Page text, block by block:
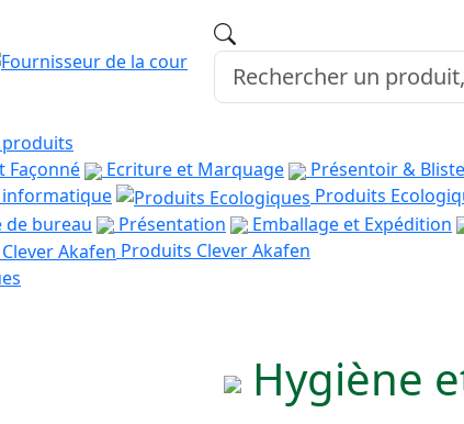
produits
Façonné
Ecriture et Marquage Présentoir &
Produits
de bureau
Présentation Emballage et Expédition
Produits Clever Akafen
Hygiène